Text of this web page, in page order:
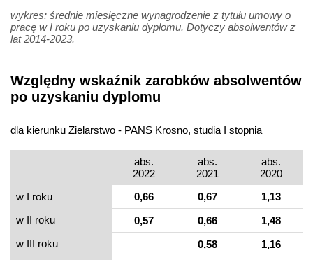
wykres: średnie miesięczne wynagrodzenie z tytułu umowy o
pracę w I roku po uzyskaniu dyplomu. Dotyczy absolwentów z
lat 2014-2023.
Względny wskaźnik zarobków absolwentów
po uzyskaniu dyplomu
dla kierunku Zielarstwo - PANS Krosno, studia I stopnia
abs.
2022
abs.
2021
abs.
2020
w I roku
0,66 0,67
1,13
w II roku
0,57 0,66
1,48
w III roku
0,58
1,16